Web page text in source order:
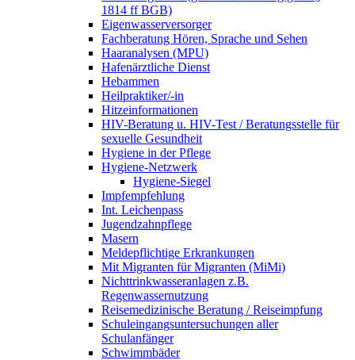
1814 ff BGB)
Eigenwasserversorger
Fachberatung Hören, Sprache und Sehen
Haaranalysen (MPU)
Hafenärztliche Dienst
Hebammen
Heilpraktiker/-in
Hitzeinformationen
HIV-Beratung u. HIV-Test / Beratungsstelle für
sexuelle Gesundheit
Hygiene in der Pflege
Hygiene-Netzwerk
Hygiene-Siegel
Impfempfehlung
Int. Leichenpass
Jugendzahnpflege
Masern
Meldepflichtige Erkrankungen
Mit Migranten für Migranten (MiMi)
Nichttrinkwasseranlagen z.B.
Regenwassernutzung
Reisemedizinische Beratung / Reiseimpfung
Schuleingangsuntersuchungen aller
Schulanfänger
Schwimmbäder